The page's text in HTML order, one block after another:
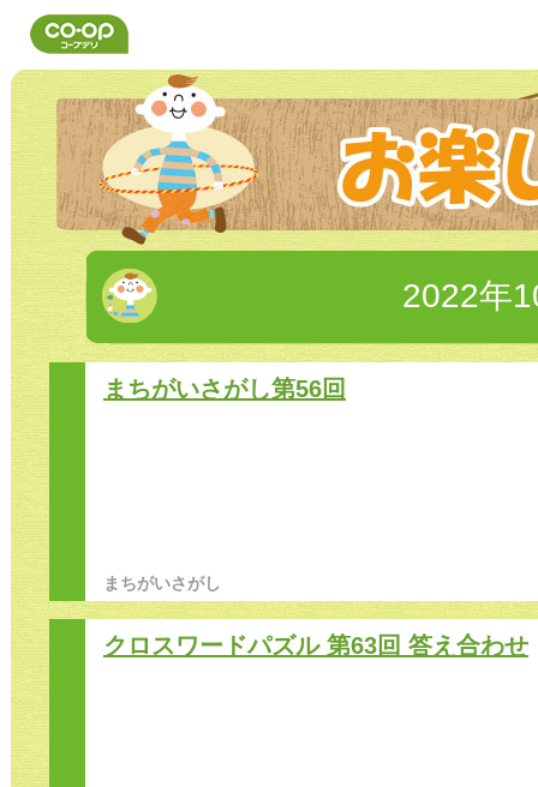
2022年
まちがいさがし第56回
まちがいさがし
クロスワードパズル 第63回 答え合わせ